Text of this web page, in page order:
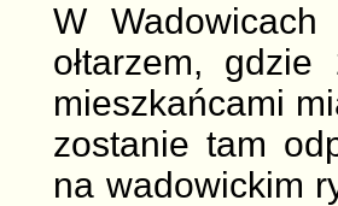
W
ołtarzem,
mieszkańcami
zostanie tam
na wadowickim